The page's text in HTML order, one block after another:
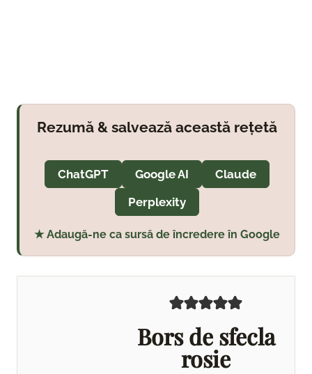
Rezumă & salvează această rețetă
ChatGPT Google AI
Claude
Perplexity
★ Adaugă-ne ca sursă de încredere în Google
Bors de sfecla
rosie